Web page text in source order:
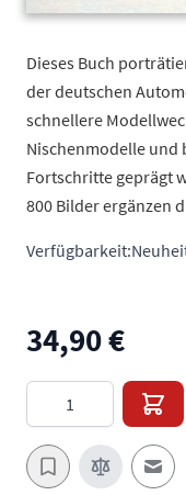
Dieses Buch
der deutschen
schnellere
Nischenmodelle und
Fortschritte geprägt
800 Bilder ergänzen
Verfügbarkeit:
34,90 €
Menge
E-